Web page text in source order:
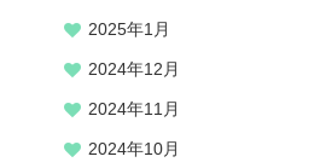
2025年1月
2024年12月
2024年11月
2024年10月